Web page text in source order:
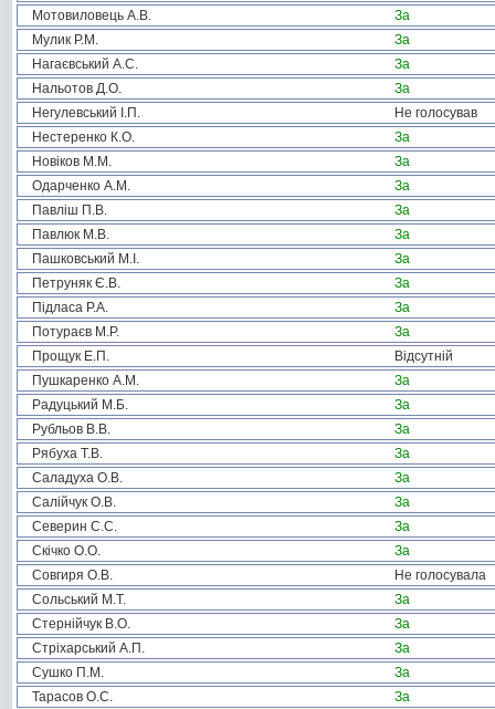
Мотовиловець А.В.
За
Мулик Р.М.
За
Нагаєвський А.С.
За
Нальотов Д.О.
За
Негулевський І.П.
Не голосував
Нестеренко К.О.
За
Новіков М.М.
За
Одарченко А.М.
За
Павліш П.В.
За
Павлюк М.В.
За
Пашковський М.І.
За
Петруняк Є.В.
За
Підласа Р.А.
За
Потураєв М.Р.
За
Прощук Е.П.
Відсутній
Пушкаренко А.М.
За
Радуцький М.Б.
За
Рубльов В.В.
За
Рябуха Т.В.
За
Саладуха О.В.
За
Салійчук О.В.
За
Северин С.С.
За
Скічко О.О.
За
Совгиря О.В.
Не голосувала
Сольський М.Т.
За
Стернійчук В.О.
За
Стріхарський А.П.
За
Сушко П.М.
За
Тарасов О.С.
За